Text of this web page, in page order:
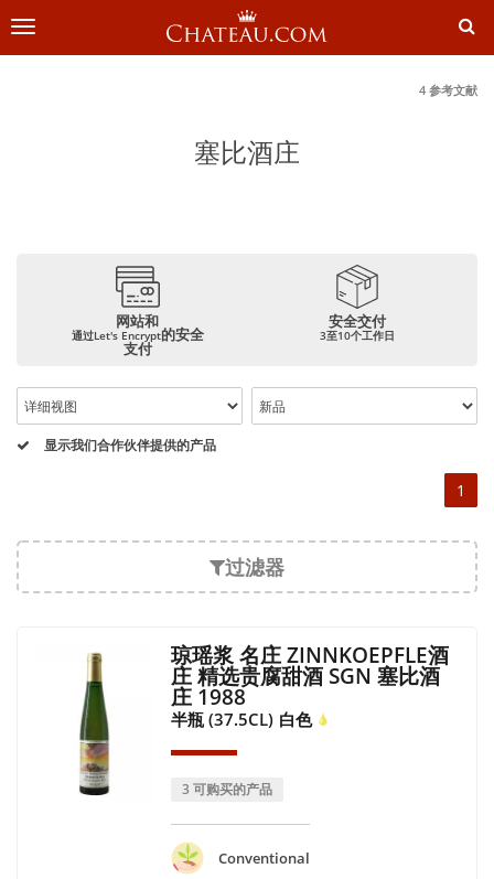
切
导
4 参考文献
塞比酒庄
网站和
通过Let's Encrypt的安全
支付
安全交付
3至10个工作日
显示我们合作伙伴提供的产品
1
过滤器
琼瑶浆 名庄 ZINNKOEPFLE酒
庄 精选贵腐甜酒 SGN 塞比酒
庄 1988
半瓶 (37.5CL) 白色
3 可购买的产品
Conventional